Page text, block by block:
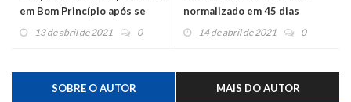
em Bom Princípio após se
envolver em acidente que
13 de abril de 2021 0
normalizado em 45 dias
14 de abril de 2021 0
SOBRE O AUTOR MAIS DO AUTOR